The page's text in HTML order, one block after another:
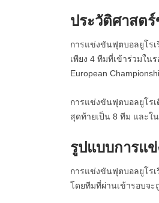
ประวัติศาสต
การแข่งขันฟุตบอลยูโรเ
เพียง 4 ทีมที่เข้าร่วมใ
European
การแข่งขันฟุตบอลยูโร
สุดท้ายเป็น 8 ทีม และใ
รูปแบบการแ
การแข่งขันฟุตบอลยูโรเ
โดยทีมที่ผ่านเข้ารอบจ